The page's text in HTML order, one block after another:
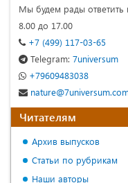
Мы будем рады
8.00 до 17.00
+7 (499) 117-03-65
Telegram: 7universum
+79609483038
Читателям
Архив выпусков
Статьи по рубрикам
Наши авторы